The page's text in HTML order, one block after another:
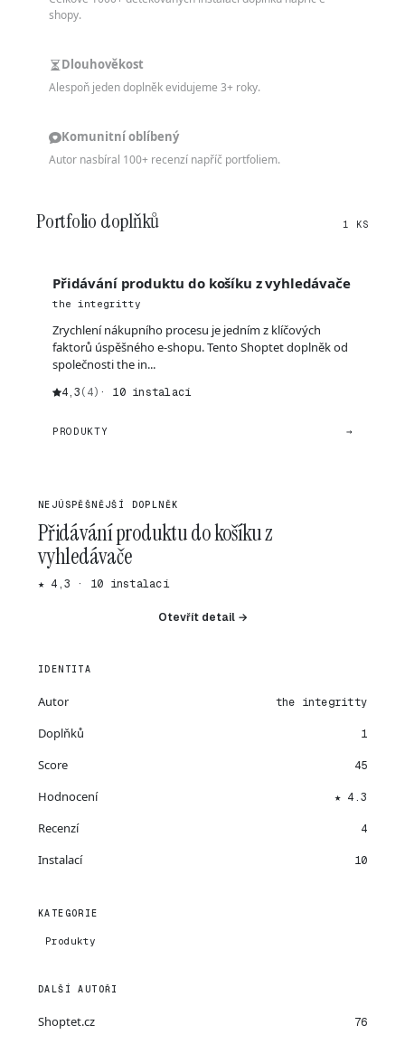
shopy.
Dlouhověkost
Alespoň jeden doplněk evidujeme 3+ roky.
Komunitní oblíbený
Autor nasbíral 100+ recenzí napříč portfoliem.
Portfolio doplňků 1 KS
Přidávání produktu do košíku z vyhledávače
the integritty
Zrychlení nákupního procesu je jedním z klíčových
faktorů úspěšného e-shopu. Tento Shoptet doplněk od
společnosti the in...
4,3(4) · 10 instalací
PRODUKTY →
NEJÚSPĚŠNĚJŠÍ DOPLNĚK
Přidávání produktu do košíku z
vyhledávače
★ 4,3 · 10 instalací
Otevřít detail →
IDENTITA
Autor the integritty
Doplňků 1
Score 45
Hodnocení ★ 4.3
Recenzí 4
Instalací 10
KATEGORIE
Produkty
DALŠÍ AUTOŘI
Shoptet.cz 76